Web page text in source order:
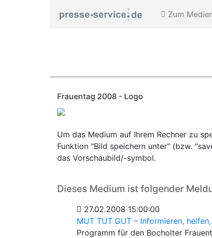
Zum
Frauentag 2008 - Logo
Um das Medium auf Ihrem Rechner zu
Funktion "Bild speichern unter" (bzw.
das Vorschaubild/-symbol.
Dieses Medium ist folgender
27.02.2008 15:00:00
MUT TUT GUT – Informieren,
Programm für den Bocholter